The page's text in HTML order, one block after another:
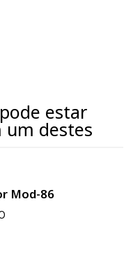
estar
um destes
Mod-86